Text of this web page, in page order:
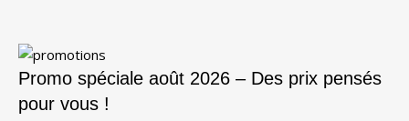
Promo spéciale août 2026 – Des prix pensés
pour vous !